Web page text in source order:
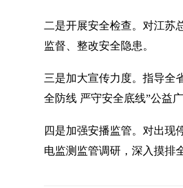
二是开展安全检查。对江苏
监督、整改安全隐患。
三是加大宣传力度。指导全
全防线 严守安全底线”公益
四是加强安播监管。对出现
电监测监管调研，深入摸排